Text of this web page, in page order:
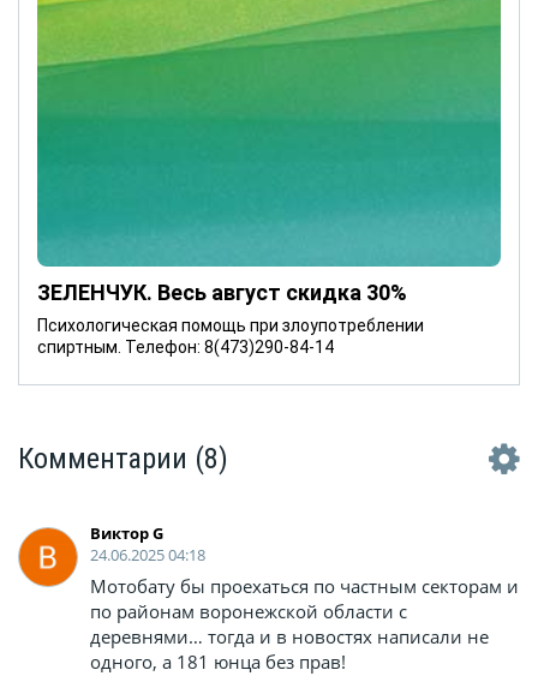
ЗЕЛЕНЧУК. Весь август скидка 30%
Психологическая помощь при злоупотреблении
спиртным. Телефон: 8(473)290-84-14
Комментарии (8)
Виктор G
24.06.2025 04:18
Мотобату бы проехаться по частным секторам и
по районам воронежской области с
деревнями… тогда и в новостях написали не
одного, а 181 юнца без прав!